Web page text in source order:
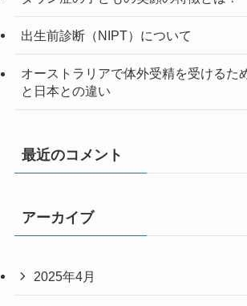
出生前診断（NIPT）について
オーストラリアで体外受精を受けるた
と日本との違い
最近のコメント
アーカイブ
2025年4月